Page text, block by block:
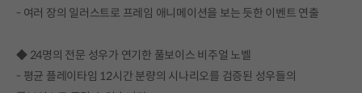
- 여러 장의 일러스트로 프레임 애니메이션을 보는 듯한 이벤트 연출
◆ 24명의 전문 성우가 연기한 풀보이스 비주얼 노벨
- 평균 플레이타임 12시간 분량의 시나리오를 검증된 성우들의